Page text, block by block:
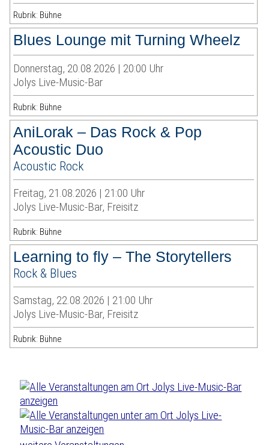
Rubrik: Bühne
Blues Lounge mit Turning Wheelz
Donnerstag, 20.08.2026 | 20:00 Uhr
Jolys Live-Music-Bar
Rubrik: Bühne
AniLorak – Das Rock & Pop
Acoustic Duo
Acoustic Rock
Freitag, 21.08.2026 | 21:00 Uhr
Jolys Live-Music-Bar, Freisitz
Rubrik: Bühne
Learning to fly – The Storytellers
Rock & Blues
Samstag, 22.08.2026 | 21:00 Uhr
Jolys Live-Music-Bar, Freisitz
Rubrik: Bühne